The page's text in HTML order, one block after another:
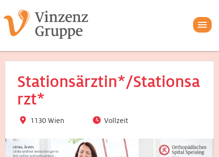
Stationsärztin*/Stationsa
rzt*
1130 Wien Vollzeit